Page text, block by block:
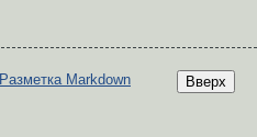
Вверх
Разметка Markdown